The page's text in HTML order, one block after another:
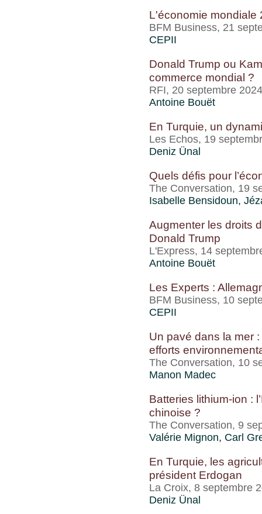
L'économie mondiale
BFM Business, 21
CEPII
Donald Trump ou
commerce mondial ?
RFI, 20 septembre 2024
Antoine Bouët
En Turquie, un
Les Echos, 19
Deniz Ünal
Quels défis pour
The Conversation, 19
Isabelle Bensidoun,
Augmenter les droits
Donald Trump
L'Express, 14
Antoine Bouët
Les Experts :
BFM Business, 10
CEPII
Un pavé dans la mer
efforts
The Conversation, 10
Manon Madec
Batteries lithium-ion :
chinoise ?
The Conversation, 9
Valérie Mignon, Carl
En Turquie, les
président Erdogan
La Croix, 8 septembre
Deniz Ünal